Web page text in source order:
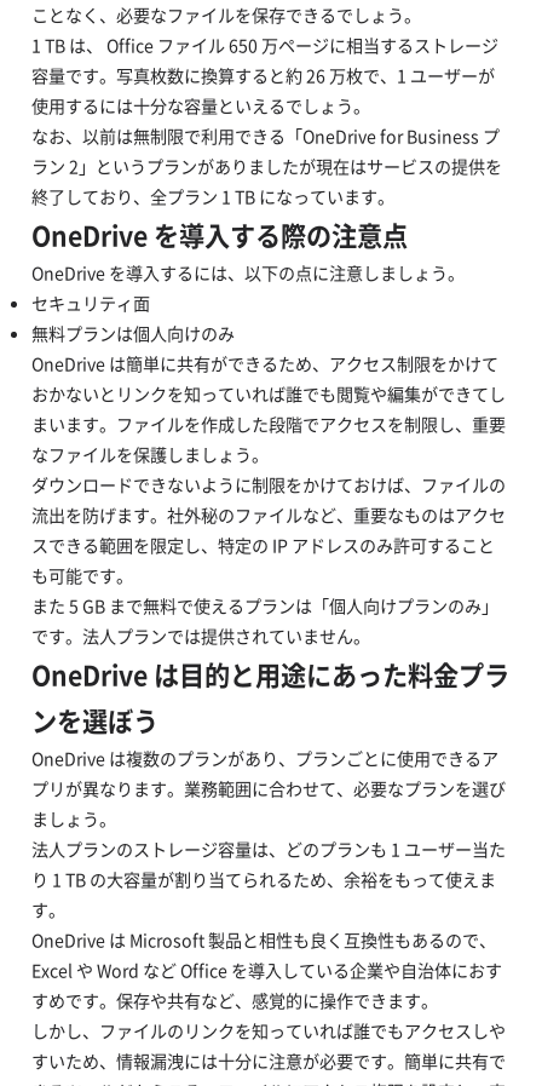
ことなく、必要なファイルを保存できるでしょう。
1 TB は、 Office ファイル 650 万ページに相当するストレージ
容量です。写真枚数に換算すると約 26 万枚で、1 ユーザーが
使用するには十分な容量といえるでしょう。
なお、以前は無制限で利用できる「OneDrive for Business プ
ラン 2」というプランがありましたが現在はサービスの提供を
終了しており、全プラン 1 TB になっています。
OneDrive を導入する際の注意点
OneDrive を導入するには、以下の点に注意しましょう。
セキュリティ面
無料プランは個人向けのみ
OneDrive は簡単に共有ができるため、アクセス制限をかけて
おかないとリンクを知っていれば誰でも閲覧や編集ができてし
まいます。ファイルを作成した段階でアクセスを制限し、重要
なファイルを保護しましょう。
ダウンロードできないように制限をかけておけば、ファイルの
流出を防げます。社外秘のファイルなど、重要なものはアクセ
スできる範囲を限定し、特定の IP アドレスのみ許可すること
も可能です。
また 5 GB まで無料で使えるプランは「個人向けプランのみ」
です。法人プランでは提供されていません。
OneDrive は目的と用途にあった料金プラ
ンを選ぼう
OneDrive は複数のプランがあり、プランごとに使用できるア
プリが異なります。業務範囲に合わせて、必要なプランを選び
ましょう。
法人プランのストレージ容量は、どのプランも 1 ユーザー当た
り 1 TB の大容量が割り当てられるため、余裕をもって使えま
す。
OneDrive は Microsoft 製品と相性も良く互換性もあるので、
Excel や Word など Office を導入している企業や自治体におす
すめです。保存や共有など、感覚的に操作できます。
しかし、ファイルのリンクを知っていれば誰でもアクセスしや
すいため、情報漏洩には十分に注意が必要です。簡単に共有で